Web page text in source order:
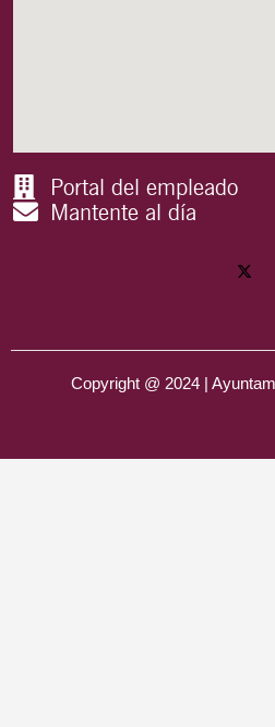
Portal del empleado
Mantente al día
Copyright @ 2024 |